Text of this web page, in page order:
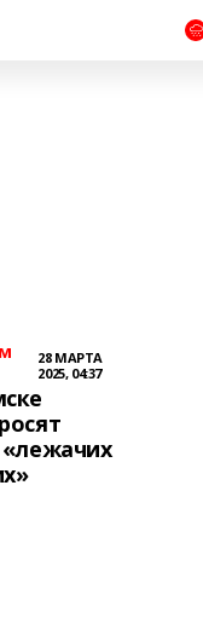
28 МАРТА
2025, 04:37
«лежачих